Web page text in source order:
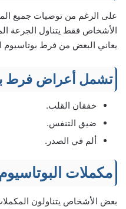
الأشخاص فقط يتناول الجرعة
يعاني البعض من فرط بوتاسيوم
تشمل أعراض فرط
خفقان القلب.
ضيق التنفس.
ألم في الصدر.
مكملات البوتاسيوم
بعض الأشخاص يتناولون